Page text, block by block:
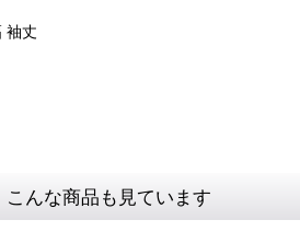
袖丈
んな商品も見ています